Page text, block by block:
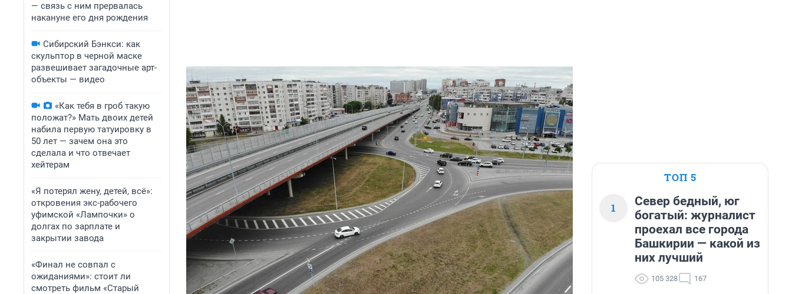
— связь с ним прервалась
накануне его дня рождения
Сибирский Бэнкси: как
скульптор в черной маске
развешивает загадочные арт-
объекты — видео
«Как тебя в гроб такую
положат?» Мать двоих детей
набила первую татуировку в
50 лет — зачем она это
сделала и что отвечает
хейтерам
«Я потерял жену, детей, всё»:
откровения экс-рабочего
уфимской «Лампочки» о
долгах по зарплате и
закрытии завода
«Финал не совпал с
ожиданиями»: стоит ли
смотреть фильм «Старый
ТОП 5
1
Север бедный, юг
богатый: журналист
проехал все города
Башкирии — какой из
них лучший
105 328 167